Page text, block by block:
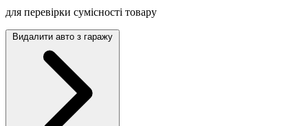
для перевірки сумісності товару
Видалити авто з гаражу